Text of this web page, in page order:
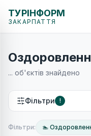
ТУРІНФОРМ
ЗАКАРПАТТЯ
... об'єктів знайдено
Фільтри !
Фільтри: 🏊